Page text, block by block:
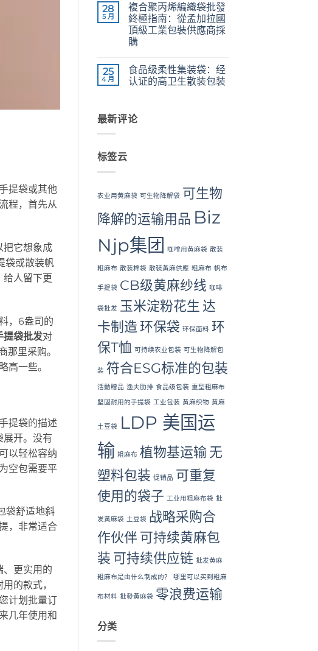
提袋或其他
程，首先从
把它想象成
袋或散装帆
人留下更
，6盎司的
提袋批发对
里采购。
一些。
提袋的描述
展开。没有
以轻松容纳
空包需要平
袋舒适地斜
，非常适合
、更实用的
的款式，
计划批量订
几年使用和
Grade
Jute
Yarn:
Premium
Quality
for
and
Industrial
Applications
论
28
5 月
複合聚丙烯編織袋批發
終極指南：從孟加拉國
頂級工業包裝供應商採
購
Guide
to
Laminated
Wholesale:
Sourcing
Industrial
论
25
4 月
食品级柔性集装袋：经
认证的高卫生散装包装
Bag:
Certified
Packaging
最新评论
标签云
农业用黄麻袋 可生物降解袋 可生物
降解的运输用品 Biz
Njp集团
咖啡用黄麻袋 散装
粗麻布 散装棉袋 散裝黃麻供應 粗麻布 帆布
手提袋 CB级黄麻纱线 咖啡
袋批发 玉米淀粉花生 达
卡制造 环保袋 环保面料 环
保T恤 可持续农业包装 可生物降解包
装 符合ESG标准的包装
活動贈品 渔夫肋排 食品级包装 重型粗麻布
堅固耐用的手提袋 工业包装 黄麻织物 黄麻
土豆袋
LDP 美国运
输 粗麻布 植物基运输 无
塑料包装 促销品 可重复
使用的袋子 工业用粗麻布袋 批
发黄麻袋 土豆袋 战略采购合
作伙伴 可持续黄麻包
装 可持续供应链 批发黄麻
粗麻布是由什么制成的？ 哪里可以买到粗麻
布材料 批發黃麻袋 零浪费运输
分类